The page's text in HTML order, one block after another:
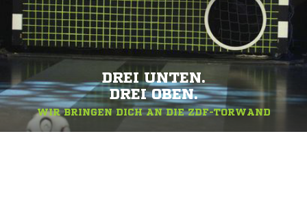
DREI UNTEN.
DREI OBEN.
WIR BRINGEN DICH AN DIE ZDF-TORWAND